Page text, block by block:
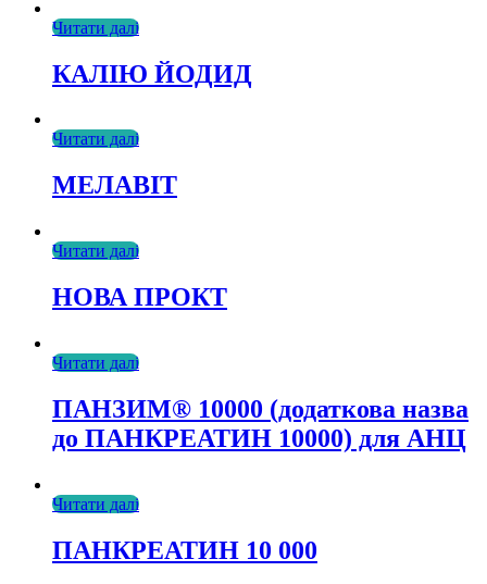
Читати далі
КАЛІЮ ЙОДИД
Читати далі
МЕЛАВІТ
Читати далі
НОВА ПРОКТ
Читати далі
ПАНЗИМ® 10000 (додаткова назва
до ПАНКРЕАТИН 10000) для АНЦ
Читати далі
ПАНКРЕАТИН 10 000